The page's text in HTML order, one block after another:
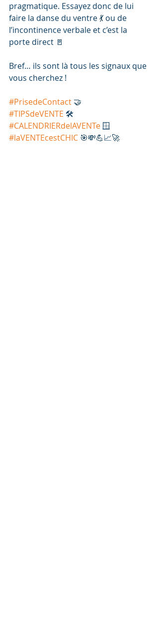
pragmatique. Essayez donc de lui
faire la danse du ventre 💃 ou de
l’incontinence verbale et c’est la
porte direct 🚪
Bref… ils sont là tous les signaux que
vous cherchez !
#PrisedeContact 🤝
#TIPSdeVENTE 🛠️
#CALENDRIERdelAVENTe 🪟
#laVENTEcestCHIC 🎯💸💪📈🚀